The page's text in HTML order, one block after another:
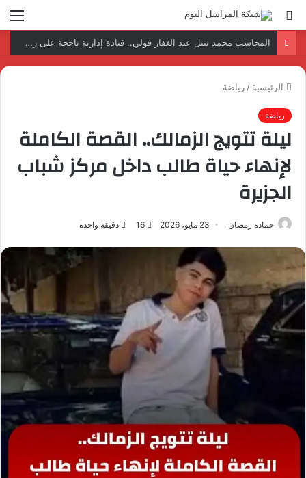
بحث
عن
نتائج إيجابية بعد زيارة وفد الجامعة المصرية النتائج إيجابية بعد زيارة وفد الجامعة المصرية الروسية لمصنع الإلكترونياتروسية لمصنع الإلكترونيات
الرئيسية / رياضة
رياضة
ليلة تتويج الزمالك.. القصة الكاملة
لإنهاء حياة طالب داخل مركز شباب
الجزيرة
حماده رمضان 23 مايو، 2026 16 دقيقة واحدة